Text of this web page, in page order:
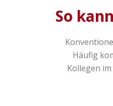
So
Häufig
Kollegen